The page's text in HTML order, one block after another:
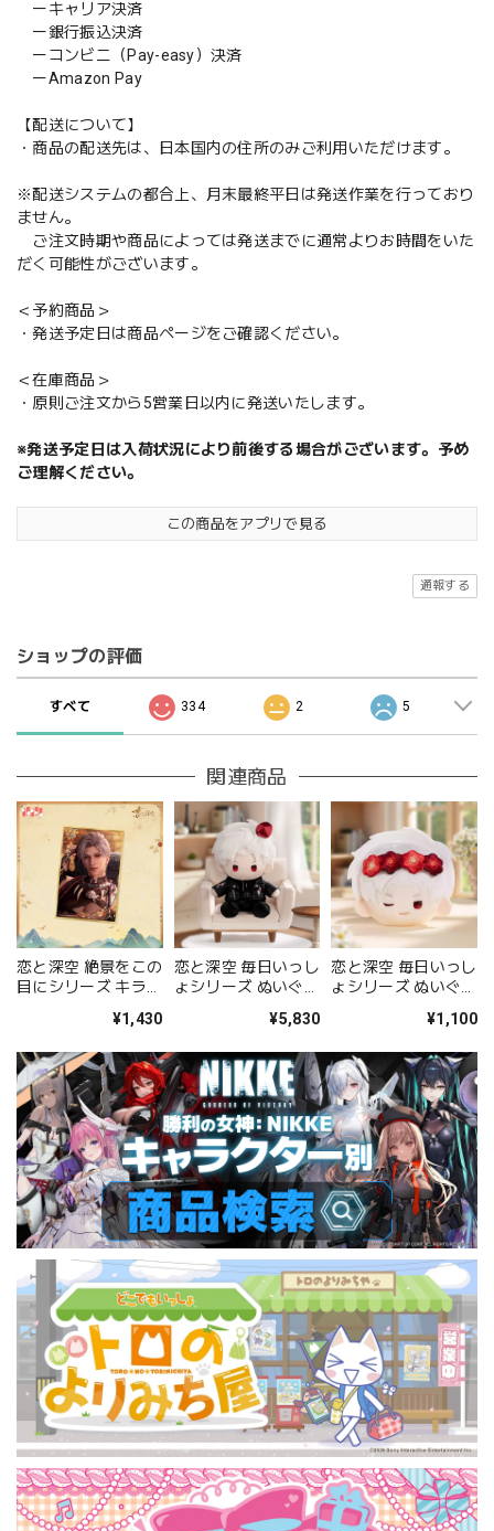
ーキャリア決済
ー銀行振込決済
ーコンビニ（Pay-easy）決済
ーAmazon Pay
【配送について】
・商品の配送先は、日本国内の住所のみご利用いただけます。
※配送システムの都合上、月末最終平日は発送作業を行っており
ません。
ご注文時期や商品によっては発送までに通常よりお時間をいた
だく可能性がございます。
＜予約商品＞
・発送予定日は商品ページをご確認ください。
＜在庫商品＞
・原則ご注文から5営業日以内に発送いたします。
※発送予定日は入荷状況により前後する場合がございます。予め
ご理解ください。
この商品をアプリで見る
通報する
ショップの評価
すべて 334 2 5
関連商品
恋と深空 絶景をこの
目にシリーズ キラキ
¥1,430
恋と深空 毎日いっし
ょシリーズ ぬいぐる
¥5,830
恋と深空 毎日いっし
ょシリーズ ぬいぐる
¥1,100